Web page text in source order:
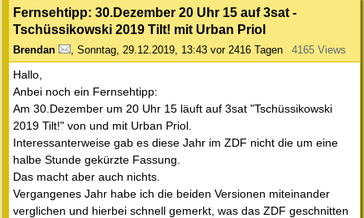
Fernsehtipp: 30.Dezember 20 Uhr 15 auf 3sat -
Tschüssikowski 2019 Tilt! mit Urban Priol
Brendan Sonntag, 29.12.2019, 13:43 vor 2416 Tagen 4165 Views
Hallo,
Anbei noch ein Fernsehtipp:
Am 30.Dezember um 20 Uhr 15 läuft auf 3sat "Tschüssikowski
2019 Tilt!" von und mit Urban Priol.
Interessanterweise gab es diese Jahr im ZDF nicht die um eine
halbe Stunde gekürzte Fassung.
Das macht aber auch nichts.
Vergangenes Jahr habe ich die beiden Versionen miteinander
verglichen und hierbei schnell gemerkt, was das ZDF geschnitten